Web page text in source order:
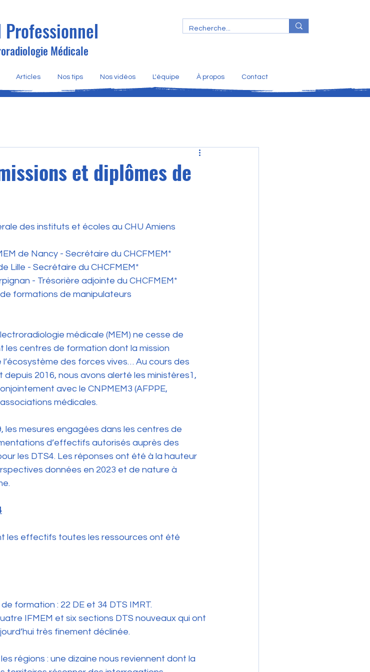
Médicale
Articles Nos tips Nos vidéos L'équipe À propos Contact
et diplômes de
des instituts et écoles au CHU Amiens
de Nancy - Secrétaire du CHCFMEM*
Lille - Secrétaire du CHCFMEM*
- Trésorière adjointe du CHCFMEM*
formations de manipulateurs
médicale (MEM) ne cesse de
centres de formation dont la mission
des forces vives… Au cours des
2016, nous avons alerté les ministères1,
avec le CNPMEM3 (AFPPE,
médicales.
les mesures engagées dans les centres de
d’effectifs autorisés auprès des
les DTS4. Les réponses ont été à la hauteur
données en 2023 et de nature à
les effectifs toutes les ressources ont été
formation : 22 DE et 34 DTS IMRT.
IFMEM et six sections DTS nouveaux qui ont
très finement déclinée.
régions : une dizaine nous reviennent dont la